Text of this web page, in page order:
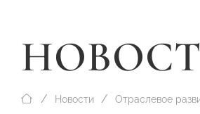
Новости Отраслевое